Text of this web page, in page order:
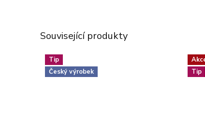
Související produkty
Tip
Český výrobek
Tip